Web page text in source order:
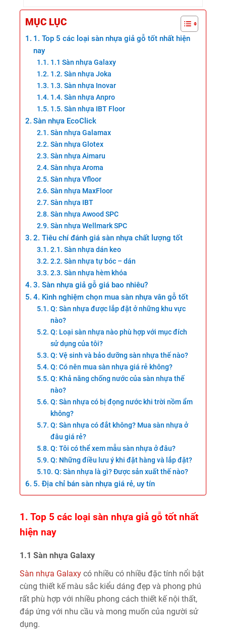
MỤC LỤC
1. Top 5 các loại sàn nhựa giả gỗ tốt nhất hiện
nay
1.1 Sàn nhựa Galaxy
1.2. Sàn nhựa Joka
1.3. Sàn nhựa Inovar
1.4. Sàn nhựa Anpro
1.5. Sàn nhựa IBT Floor
Sàn nhựa EcoClick
Sàn nhựa Galamax
Sàn nhựa Glotex
Sàn nhựa Aimaru
Sàn nhựa Aroma
Sàn nhựa Vfloor
Sàn nhựa MaxFloor
Sàn nhựa IBT
Sàn nhựa Awood SPC
Sàn nhựa Wellmark SPC
2. Tiêu chí đánh giá sàn nhựa chất lượng tốt
2.1. Sàn nhựa dán keo
2.2. Sàn nhựa tự bóc – dán
2.3. Sàn nhựa hèm khóa
3. Sàn nhựa giả gỗ giá bao nhiêu?
4. Kinh nghiệm chọn mua sàn nhựa vân gỗ tốt
Q: Sàn nhựa được lắp đặt ở những khu vực
nào?
Q: Loại sàn nhựa nào phù hợp với mục đích
sử dụng của tôi?
Q: Vệ sinh và bảo dưỡng sàn nhựa thế nào?
Q: Có nên mua sàn nhựa giá rẻ không?
Q: Khả năng chống nước của sàn nhựa thế
nào?
Q: Sàn nhựa có bị đọng nước khi trời nồm ẩm
không?
Q: Sàn nhựa có đắt không? Mua sàn nhựa ở
đâu giá rẻ?
Q: Tôi có thể xem mẫu sàn nhựa ở đâu?
Q: Những điều lưu ý khi đặt hàng và lắp đặt?
Q: Sàn nhựa là gì? Được sản xuất thế nào?
5. Địa chỉ bán sàn nhựa giá rẻ, uy tín
1. Top 5 các loại sàn nhựa giả gỗ tốt nhất
hiện nay
1.1 Sàn nhựa Galaxy
Sàn nhựa Galaxy có nhiều có nhiều đặc tính nổi bật
cùng thiết kế màu sắc kiểu dáng đẹp và phong phú
rất phù hợp với nhiều phong cách thiết kế nội thất,
đáp ứng với nhu cầu và mong muốn của người sử
dụng.